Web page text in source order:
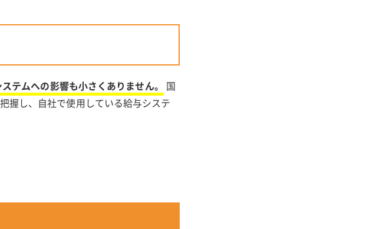
テムへの影響も小さくありません。
国
握し、自社で使用している給与システ